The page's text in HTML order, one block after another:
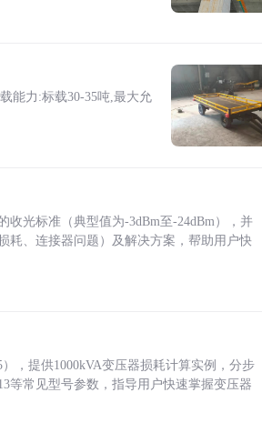
能力:标载30-35吨,最大允
光标准（典型值为-3dBm至-24dBm），并
耗、连接器问题）及解决方案，帮助用户快
，提供1000kVA变压器损耗计算实例，分步
等常见型号参数，指导用户快速掌握变压器